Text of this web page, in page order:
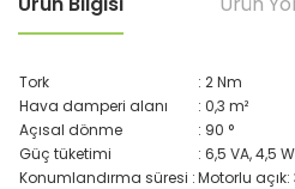
Tork
: 2 Nm
Hava damperi alanı
: 0,3 m²
Açısal dönme
: 90 °
Güç tüketimi
: 6,5 VA, 4,5 W
Konumlandırma süresi :Motorlu açık: